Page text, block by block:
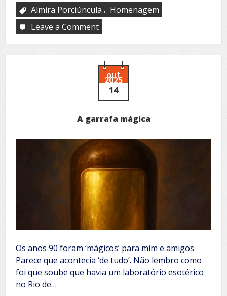
Almira Porciúncula , Homenagem
Leave a Commenton
seguimento
da
mestra
out
2025
14
A garrafa mágica
Os anos 90 foram ‘mágicos’ para mim e amigos.
Parece que acontecia ‘de tudo’. Não lembro como
foi que soube que havia um laboratório esotérico
no Rio de…